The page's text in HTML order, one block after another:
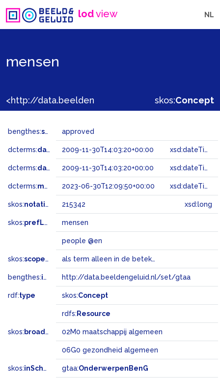
lodview NL
mensen
skos:Concept
bengthes:status approved
dcterms:dateAccepted 2009-11-30T14:03:20+00:00 xsd:dateTime
dcterms:dateSubmitted 2009-11-30T14:03:20+00:00 xsd:dateTime
dcterms:modified 2023-06-30T12:09:50+00:00 xsd:dateTime
skos:notation 215342 xsd:long
skos:prefLabel mensen
people @en
skos:scopeNote als term alleen in de betekenis van de menselijke soort, de homo sapiens
bengthes:inSet http://data.beeldengeluid.nl/set/gtaa
rdf:type skos:Concept
rdfs: Resource
skos: broadMatch 02M0 maatschappij algemeen
06G0 gezondheid algemeen
skos:inScheme gtaa:OnderwerpenBenG